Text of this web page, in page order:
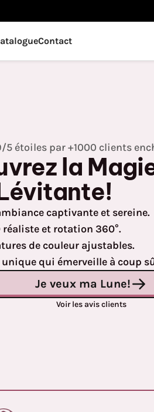
Contact
5 étoiles par +1000 clients
la
captivante et sereine.
réaliste et rotation 360°.
de couleur ajustables.
unique qui émerveille à coup
Je veux ma Lune!
Voir les avis clients